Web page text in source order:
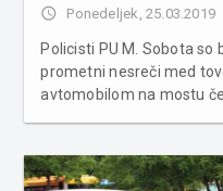
access_time Ponedeljek, 25.03.2019
Policisti PU M. Sobota so
prometni nesreči med
avtomobilom na mostu
prometne nesreče je na